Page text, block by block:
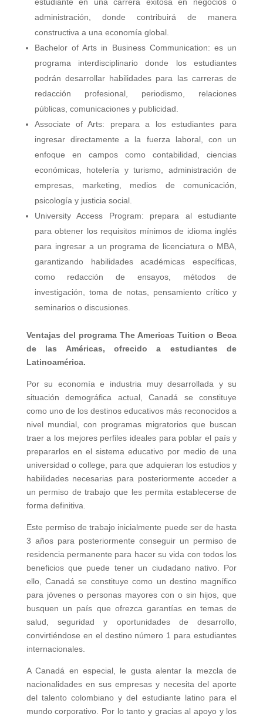
administración, donde contribuirá de manera
constructiva a una economía global.
Bachelor of Arts in Business Communication: es un
programa interdisciplinario donde los estudiantes
podrán desarrollar habilidades para las carreras de
redacción profesional, periodismo, relaciones
públicas, comunicaciones y publicidad.
Associate of Arts: prepara a los estudiantes para
ingresar directamente a la fuerza laboral, con un
enfoque en campos como contabilidad, ciencias
económicas, hotelería y turismo, administración de
empresas, marketing, medios de comunicación,
psicología y justicia social.
University Access Program: prepara al estudiante
para obtener los requisitos mínimos de idioma inglés
para ingresar a un programa de licenciatura o MBA,
garantizando habilidades académicas específicas,
como redacción de ensayos, métodos de
investigación, toma de notas, pensamiento crítico y
seminarios o discusiones.
Ventajas del programa The Americas Tuition o Beca
de las Américas, ofrecido a estudiantes de
Latinoamérica.
Por su economía e industria muy desarrollada y su
situación demográfica actual, Canadá se constituye
como uno de los destinos educativos más reconocidos a
nivel mundial, con programas migratorios que buscan
traer a los mejores perfiles ideales para poblar el país y
prepararlos en el sistema educativo por medio de una
universidad o college, para que adquieran los estudios y
habilidades necesarias para posteriormente acceder a
un permiso de trabajo que les permita establecerse de
forma definitiva.
Este permiso de trabajo inicialmente puede ser de hasta
3 años para posteriormente conseguir un permiso de
residencia permanente para hacer su vida con todos los
beneficios que puede tener un ciudadano nativo. Por
ello, Canadá se constituye como un destino magnífico
para jóvenes o personas mayores con o sin hijos, que
busquen un país que ofrezca garantías en temas de
salud, seguridad y oportunidades de desarrollo,
convirtiéndose en el destino número 1 para estudiantes
internacionales.
A Canadá en especial, le gusta alentar la mezcla de
nacionalidades en sus empresas y necesita del aporte
del talento colombiano y del estudiante latino para el
mundo corporativo. Por lo tanto y gracias al apoyo y los